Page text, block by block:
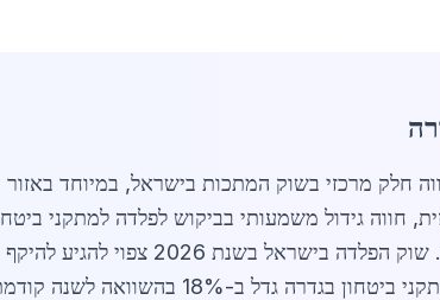
בגדרה מהווה חלק מרכזי בשוק המתכות בישראל,
חווה גידול משמעותי בביקוש לפלדה למתקני
ממנו מוקדש ליישומי ביטחון. בגדרה, הביקוש